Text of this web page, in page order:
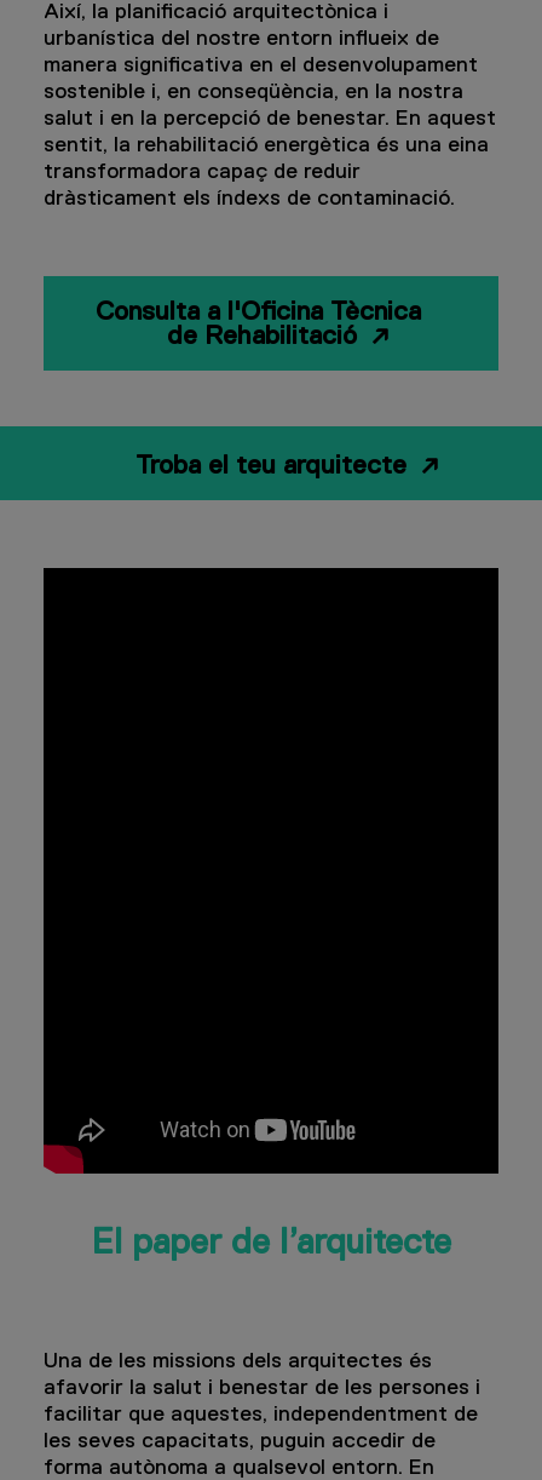
Així, la planificació arquitectònica i
urbanística del nostre entorn influeix de
manera significativa en el desenvolupament
sostenible i, en conseqüència, en la nostra
salut i en la percepció de benestar. En aquest
sentit, la rehabilitació energètica és una eina
transformadora capaç de reduir
dràsticament els índexs de contaminació.
Consulta a l'Oficina Tècnica
de Rehabilitació
Troba el teu arquitecte
El paper de l’arquitecte
Una de les missions dels arquitectes és
afavorir la salut i benestar de les persones i
facilitar que aquestes, independentment de
les seves capacitats, puguin accedir de
forma autònoma a qualsevol entorn. En